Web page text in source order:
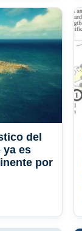
del
ya es
por